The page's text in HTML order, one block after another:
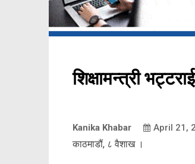
शिक्षामन्त्री
Kanika Khabar April 21,
काठमाडौं, ८ वैशाख ।